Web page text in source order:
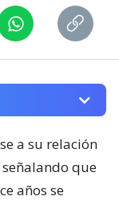
a su relación
señalando que
años se